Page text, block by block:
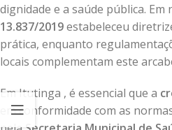
dignidade e a saúde pública. Em
13.837/2019estabeleceu
prática, enquanto
locais complementam este
Em Itutinga , é essencial que a
em conformidade com as